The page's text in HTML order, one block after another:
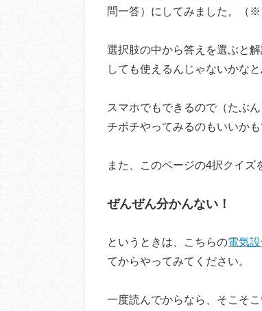
問一答）にしてみました。（※
選択肢の中から答えを選ぶと
しても使えるんじゃないかなと
スマホでもできるので（たぶ
チポチやってみるのもいいかも
また、このページの4択クイズ
ぜんぜん分かんない！
というときは、こちらの電気
てからやってみてください。
一度読んでからなら、そこそこ